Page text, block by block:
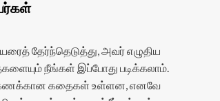
தேர்ந்தெடுத்து, அவர் எழுதிய
நீங்கள் இப்போது படிக்கலாம்.
கதைகள் உள்ளன, எனவே